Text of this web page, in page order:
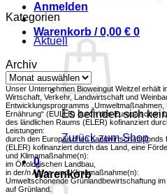
Anmelden
Warenkorb /0,00 € 0
Es befinden sich
Zurück zum Shop
0
Warenkorb
Kategorien
Aktuell
Archiv
Archiv
Unser Unternehmen Bioweingut Weitzel erhält
Wirtschaft, Verkehr, Landwirtschaft und
Entwicklungsprogramms
Ernährung“ (EULLE) durch den Europäischen
des ländlichen Raums (ELER) kofinanziert
Leistungen:
durch den Europäischen Landwirtschaftsfonds
(ELER) kofinanziert durch das Land, eine
und Klimamaßnahme(n):
im Ökologischen Landbau,
in der/n Agrar- und Klimamaßnahme(n):
Umweltschonende Grünlandbewirtschaftung
auf Grünland.